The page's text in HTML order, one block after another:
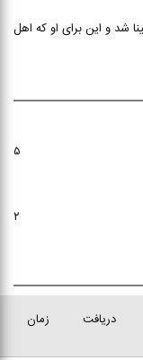
شد و این برای او که اهل
۵
۲
زمان دریافت